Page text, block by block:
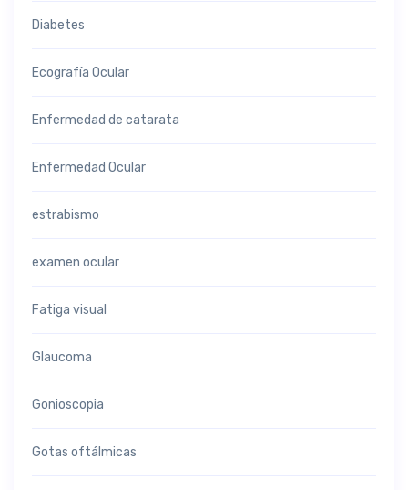
Diabetes
Ecografía Ocular
Enfermedad de catarata
Enfermedad Ocular
estrabismo
examen ocular
Fatiga visual
Glaucoma
Gonioscopia
Gotas oftálmicas